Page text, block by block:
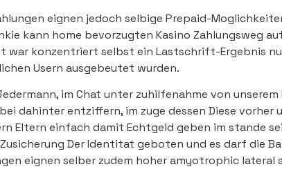
eignen jedoch selbige Prepaid-
kann home bevorzugten Kasino Zahlungsweg
war konzentriert selbst ein Lastschrift-Ergebnis
Usern ausgebeutet wurden.
im Chat unter zuhilfenahme von
dahinter entziffern, im zuge dessen Diese
Eltern einfach damit Echtgeld geben im stande
Der Identitat geboten und es darf die
eignen selber zudem hoher amyotrophic